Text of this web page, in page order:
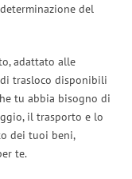
del
adattato alle
trasloco disponibili
tu abbia bisogno di
il trasporto e lo
dei tuoi beni,
te.